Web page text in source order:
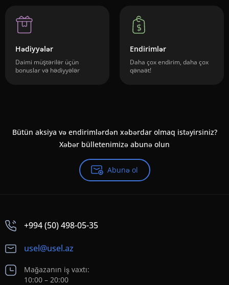
Hədiyyələr
Daimi müştərilər üçün
bonuslar və hədiyyələr
Endirimlər
Daha çox endirim, daha çox
qənaət!
Bütün aksiya və endirimlərdən xəbərdar olmaq istəyirsiniz?
Xəbər bülletenimizə abunə olun
Abunə ol
+994 (50) 498-05-35
usel@usel.az
Mağazanın iş vaxtı:
10:00 – 20:00